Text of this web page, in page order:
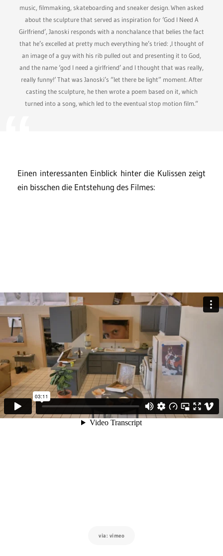
music, filmmaking, skateboarding and sneaker design. When asked
about the sculpture that served as inspiration for ‘God I Need A
Girlfriend’, Janoski responds with a nonchalance that belies the fact
that he’s excelled at pretty much everything he’s tried: ‚I thought of
an image of a guy with his rib pulled out and presenting it to God,
and the name ‘god I need a girlfriend’ and I thought that was really,
really funny!‘ That was Janoski’s “let there be light” moment. After
casting the sculpture, he then wrote a poem based on it, which
turned into a song, which led to the eventual stop motion film.“
Einen interessanten Einblick hinter die Kulissen zeigt
ein bisschen die Entstehung des Filmes:
via: vimeo